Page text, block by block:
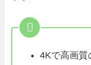
4Kで高画質